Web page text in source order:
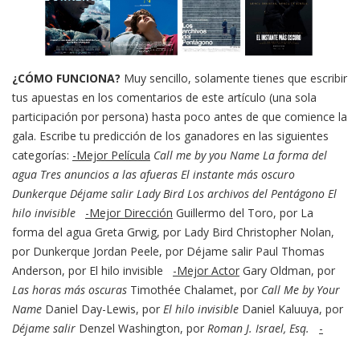
¿CÓMO FUNCIONA? Muy sencillo, solamente tienes que escribir
tus apuestas en los comentarios de este artículo (una sola
participación por persona) hasta poco antes de que comience la
gala. Escribe tu predicción de los ganadores en las siguientes
categorías: -Mejor Película Call me by you Name La forma del
agua Tres anuncios a las afueras El instante más oscuro
Dunkerque Déjame salir Lady Bird Los archivos del Pentágono El
hilo invisible
-Mejor Dirección Guillermo del Toro, por La
forma del agua Greta Grwig, por Lady Bird Christopher Nolan,
por Dunkerque Jordan Peele, por Déjame salir Paul Thomas
Anderson, por El hilo invisible -Mejor Actor Gary Oldman, por
Las horas más oscuras Timothée Chalamet, por Call Me by Your
Name Daniel Day-Lewis, por El hilo invisible Daniel Kaluuya, por
Déjame salir Denzel Washington, por Roman J. Israel, Esq.
-